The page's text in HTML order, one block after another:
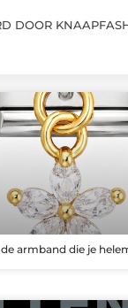
DOOR
armband die je